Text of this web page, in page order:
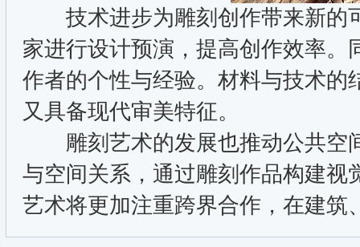
技术进步为雕刻创作带来新的
家进行设计预演，提高创作效率
作者的个性与经验。材料与技术
又具备现代审美特征。
雕刻艺术的发展也推动公共空
与空间关系，通过雕刻作品构建
艺术将更加注重跨界合作，在建